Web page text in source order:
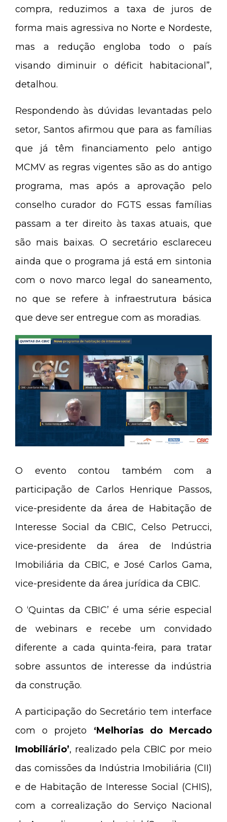
compra, reduzimos a taxa de juros de
forma mais agressiva no Norte e Nordeste,
mas a redução engloba todo o país
visando diminuir o déficit habitacional”,
detalhou.
Respondendo às dúvidas levantadas pelo
setor, Santos afirmou que para as famílias
que já têm financiamento pelo antigo
MCMV as regras vigentes são as do antigo
programa, mas após a aprovação pelo
conselho curador do FGTS essas famílias
passam a ter direito às taxas atuais, que
são mais baixas. O secretário esclareceu
ainda que o programa já está em sintonia
com o novo marco legal do saneamento,
no que se refere à infraestrutura básica
que deve ser entregue com as moradias.
O evento contou também com a
participação de Carlos Henrique Passos,
vice-presidente da área de Habitação de
Interesse Social da CBIC, Celso Petrucci,
vice-presidente da área de Indústria
Imobiliária da CBIC, e José Carlos Gama,
vice-presidente da área jurídica da CBIC.
O ‘Quintas da CBIC’ é uma série especial
de webinars e recebe um convidado
diferente a cada quinta-feira, para tratar
sobre assuntos de interesse da indústria
da construção.
A participação do Secretário tem interface
com o projeto ‘Melhorias do Mercado
Imobiliário’, realizado pela CBIC por meio
das comissões da Indústria Imobiliária (CII)
e de Habitação de Interesse Social (CHIS),
com a correalização do Serviço Nacional